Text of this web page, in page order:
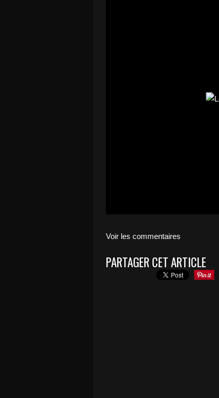
Voir les commentaires
PARTAGER CET ARTICLE